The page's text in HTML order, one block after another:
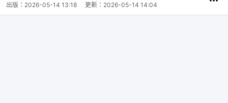
出版： 2026-05-14 13:18 更新： 2026-05-14 14:04